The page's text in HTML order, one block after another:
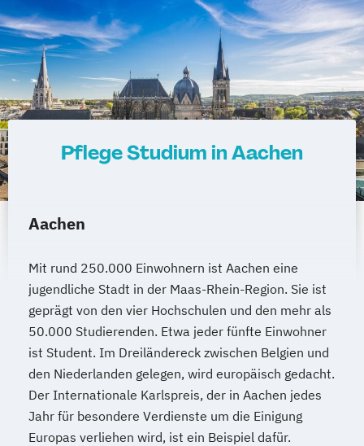
Pflege Studium in Aachen
Aachen
Mit rund 250.000 Einwohnern ist Aachen eine
jugendliche Stadt in der Maas-Rhein-Region. Sie ist
geprägt von den vier Hochschulen und den mehr als
50.000 Studierenden. Etwa jeder fünfte Einwohner
ist Student. Im Dreiländereck zwischen Belgien und
den Niederlanden gelegen, wird europäisch gedacht.
Der Internationale Karlspreis, der in Aachen jedes
Jahr für besondere Verdienste um die Einigung
Europas verliehen wird, ist ein Beispiel dafür.